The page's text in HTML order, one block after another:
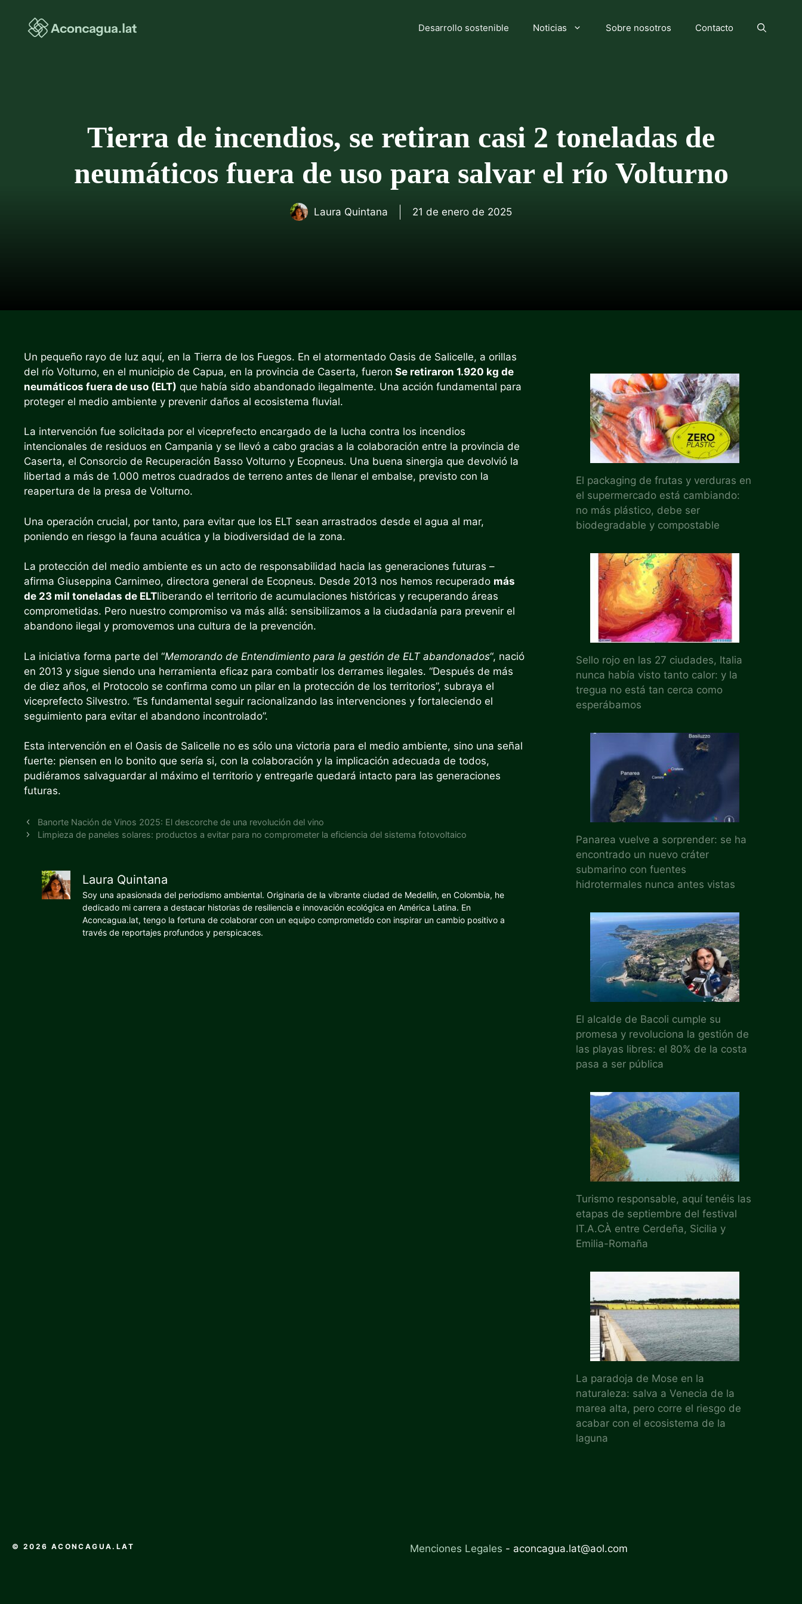
contenido
Desarrollo sostenible Noticias Sobre nosotros Contacto
Tierra de incendios, se retiran casi 2 toneladas de
neumáticos fuera de uso para salvar el río Volturno
Laura Quintana 21 de enero de 2025
Un pequeño rayo de luz aquí, en la Tierra de los Fuegos. En el atormentado Oasis de Salicelle, a orillas
del río Volturno, en el municipio de Capua, en la provincia de Caserta, fueron Se retiraron 1.920 kg de
neumáticos fuera de uso (ELT) que había sido abandonado ilegalmente. Una acción fundamental para
proteger el medio ambiente y prevenir daños al ecosistema fluvial.
La intervención fue solicitada por el viceprefecto encargado de la lucha contra los incendios
intencionales de residuos en Campania y se llevó a cabo gracias a la colaboración entre la provincia de
Caserta, el Consorcio de Recuperación Basso Volturno y Ecopneus. Una buena sinergia que devolvió la
libertad a más de 1.000 metros cuadrados de terreno antes de llenar el embalse, previsto con la
reapertura de la presa de Volturno.
Una operación crucial, por tanto, para evitar que los ELT sean arrastrados desde el agua al mar,
poniendo en riesgo la fauna acuática y la biodiversidad de la zona.
La protección del medio ambiente es un acto de responsabilidad hacia las generaciones futuras –
afirma Giuseppina Carnimeo, directora general de Ecopneus. Desde 2013 nos hemos recuperado más
de 23 mil toneladas de ELTliberando el territorio de acumulaciones históricas y recuperando áreas
comprometidas. Pero nuestro compromiso va más allá: sensibilizamos a la ciudadanía para prevenir el
abandono ilegal y promovemos una cultura de la prevención.
La iniciativa forma parte del “Memorando de Entendimiento para la gestión de ELT abandonados“, nació
en 2013 y sigue siendo una herramienta eficaz para combatir los derrames ilegales. “Después de más
de diez años, el Protocolo se confirma como un pilar en la protección de los territorios”, subraya el
viceprefecto Silvestro. “Es fundamental seguir racionalizando las intervenciones y fortaleciendo el
seguimiento para evitar el abandono incontrolado”.
Esta intervención en el Oasis de Salicelle no es sólo una victoria para el medio ambiente, sino una señal
fuerte: piensen en lo bonito que sería si, con la colaboración y la implicación adecuada de todos,
pudiéramos salvaguardar al máximo el territorio y entregarle quedará intacto para las generaciones
futuras.
Banorte Nación de Vinos 2025: El descorche de una revolución del vino
Limpieza de paneles solares: productos a evitar para no comprometer la eficiencia del sistema fotovoltaico
Laura Quintana
Soy una apasionada del periodismo ambiental. Originaria de la vibrante ciudad de Medellín, en Colombia, he
dedicado mi carrera a destacar historias de resiliencia e innovación ecológica en América Latina. En
Aconcagua.lat, tengo la fortuna de colaborar con un equipo comprometido con inspirar un cambio positivo a
través de reportajes profundos y perspicaces.
El packaging de frutas y verduras en
el supermercado está cambiando:
no más plástico, debe ser
biodegradable y compostable
Sello rojo en las 27 ciudades, Italia
nunca había visto tanto calor: y la
tregua no está tan cerca como
esperábamos
Panarea vuelve a sorprender: se ha
encontrado un nuevo cráter
submarino con fuentes
hidrotermales nunca antes vistas
El alcalde de Bacoli cumple su
promesa y revoluciona la gestión de
las playas libres: el 80% de la costa
pasa a ser pública
Turismo responsable, aquí tenéis las
etapas de septiembre del festival
IT.A.CÀ entre Cerdeña, Sicilia y
Emilia-Romaña
La paradoja de Mose en la
naturaleza: salva a Venecia de la
marea alta, pero corre el riesgo de
acabar con el ecosistema de la
laguna
© 2026 ACONCAGUA.LAT Menciones Legales - aconcagua.lat@aol.com